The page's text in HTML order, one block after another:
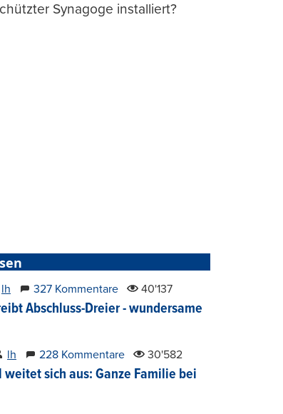
Synagoge installiert?
lh 327 Kommentare 40'137
Abschluss-Dreier - wundersame
lh 228 Kommentare 30'582
weitet sich aus: Ganze Familie bei